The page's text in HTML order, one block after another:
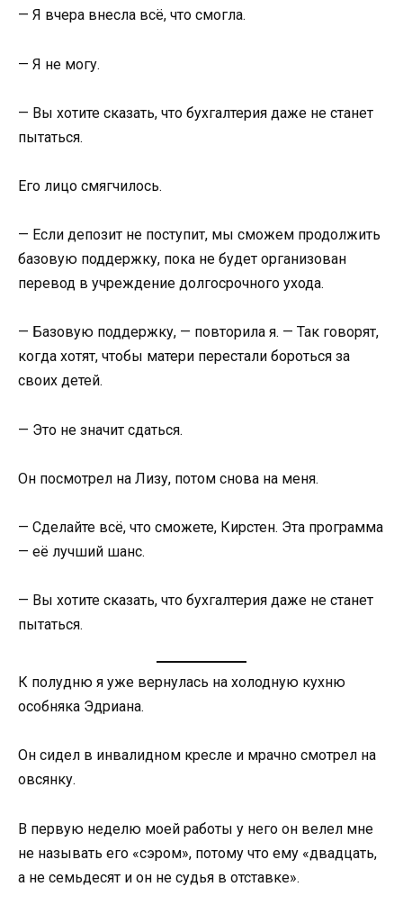
— Я вчера внесла всё, что смогла.
— Я не могу.
— Вы хотите сказать, что бухгалтерия даже не станет
пытаться.
Его лицо смягчилось.
— Если депозит не поступит, мы сможем продолжить
базовую поддержку, пока не будет организован
перевод в учреждение долгосрочного ухода.
— Базовую поддержку, — повторила я. — Так говорят,
когда хотят, чтобы матери перестали бороться за
своих детей.
— Это не значит сдаться.
Он посмотрел на Лизу, потом снова на меня.
— Сделайте всё, что сможете, Кирстен. Эта программа
— её лучший шанс.
— Вы хотите сказать, что бухгалтерия даже не станет
пытаться.
К полудню я уже вернулась на холодную кухню
особняка Эдриана.
Он сидел в инвалидном кресле и мрачно смотрел на
овсянку.
В первую неделю моей работы у него он велел мне
не называть его «сэром», потому что ему «двадцать,
а не семьдесят и он не судья в отставке».